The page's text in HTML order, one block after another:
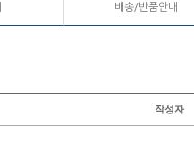
배송/반품안내